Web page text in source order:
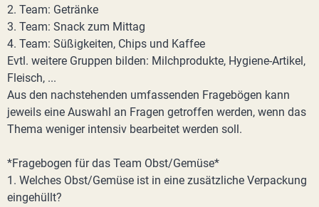
2. Team: Getränke
3. Team: Snack zum Mittag
4. Team: Süßigkeiten, Chips und Kaffee
Evtl. weitere Gruppen bilden: Milchprodukte, Hygiene-Artikel,
Fleisch, ...
Aus den nachstehenden umfassenden Fragebögen kann
jeweils eine Auswahl an Fragen getroffen werden, wenn das
Thema weniger intensiv bearbeitet werden soll.
*Fragebogen für das Team Obst/Gemüse*
1. Welches Obst/Gemüse ist in eine zusätzliche Verpackung
eingehüllt?